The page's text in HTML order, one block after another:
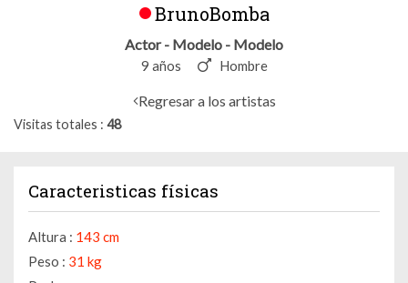
BrunoBomba
Actor - Modelo - Modelo
9 años Hombre
Regresar a los artistas
Visitas totales 48
Caracteristicas físicas
Altura : 143 cm
Peso : 31 kg